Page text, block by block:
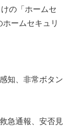
の「ホームセ
ームセキュリ
知、非常ボタン
急通報、安否見